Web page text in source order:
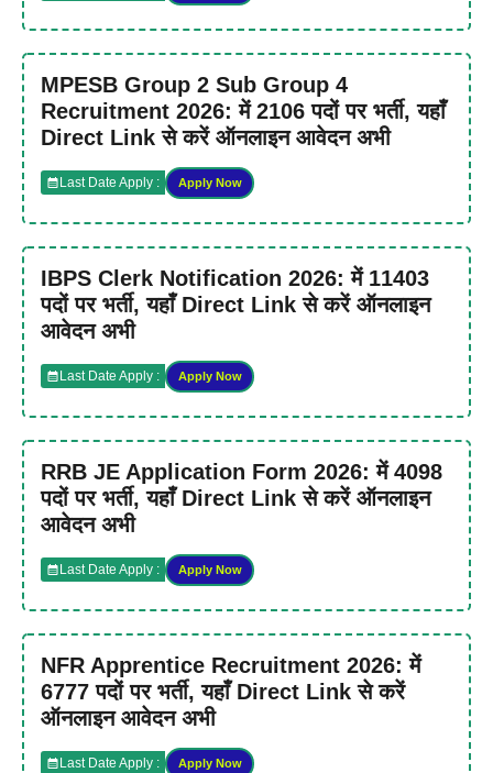
MPESB Group 2 Sub Group 4
Recruitment 2026: में 2106 पदों पर भर्ती, यहाँ
Direct Link से करें ऑनलाइन आवेदन अभी
Last Date Apply : Apply Now
IBPS Clerk Notification 2026: में 11403
पदों पर भर्ती, यहाँ Direct Link से करें ऑनलाइन
आवेदन अभी
Last Date Apply : Apply Now
RRB JE Application Form 2026: में 4098
पदों पर भर्ती, यहाँ Direct Link से करें ऑनलाइन
आवेदन अभी
Last Date Apply : Apply Now
NFR Apprentice Recruitment 2026: में
6777 पदों पर भर्ती, यहाँ Direct Link से करें
ऑनलाइन आवेदन अभी
Last Date Apply : Apply Now